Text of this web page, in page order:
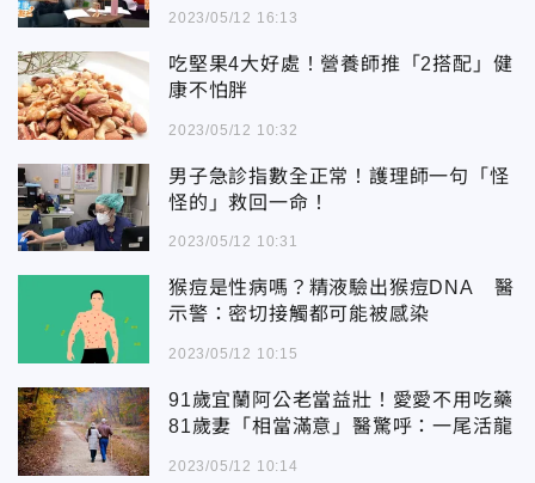
2023/05/12 16:13
吃堅果4大好處！營養師推「2搭配」健
康不怕胖
2023/05/12 10:32
男子急診指數全正常！護理師一句「怪
怪的」救回一命！
2023/05/12 10:31
猴痘是性病嗎？精液驗出猴痘DNA 醫
示警：密切接觸都可能被感染
2023/05/12 10:15
91歲宜蘭阿公老當益壯！愛愛不用吃藥
81歲妻「相當滿意」醫驚呼：一尾活龍
2023/05/12 10:14